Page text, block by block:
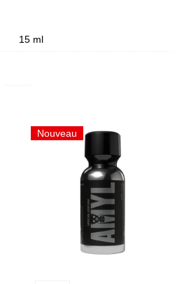
15 ml
Nouveau